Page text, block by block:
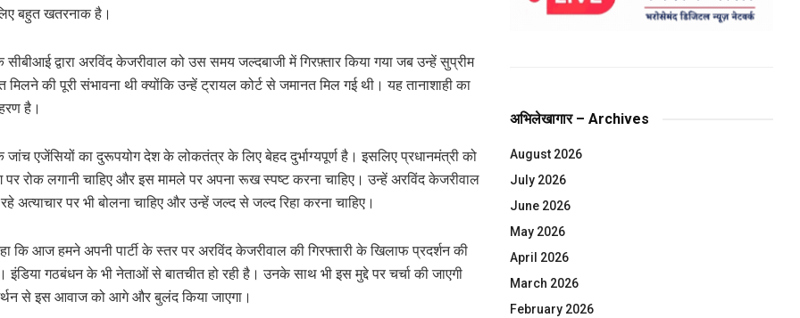
बहुत खतरनाक है।
सीबीआई द्वारा अरविंद केजरीवाल को उस समय जल्दबाजी में गिरफ़्तार किया गया जब उन्हें सुप्रीम
मिलने की पूरी संभावना थी क्योंकि उन्हें ट्रायल कोर्ट से जमानत मिल गई थी। यह तानाशाही का
है।
जांच एजेंसियों का दुरूपयोग देश के लोकतंत्र के लिए बेहद दुर्भाग्यपूर्ण है। इसलिए प्रधानमंत्री को
रोक लगानी चाहिए और इस मामले पर अपना रूख स्पष्ट करना चाहिए। उन्हें अरविंद केजरीवाल
अत्याचार पर भी बोलना चाहिए और उन्हें जल्द से जल्द रिहा करना चाहिए।
कि आज हमने अपनी पार्टी के स्तर पर अरविंद केजरीवाल की गिरफ्तारी के खिलाफ प्रदर्शन की
गठबंधन के भी नेताओं से बातचीत हो रही है। उनके साथ भी इस मुद्दे पर चर्चा की जाएगी
से इस आवाज को आगे और बुलंद किया जाएगा।
अभिलेखागार – Archives
August 2026
July 2026
June 2026
May 2026
April 2026
March 2026
February 2026